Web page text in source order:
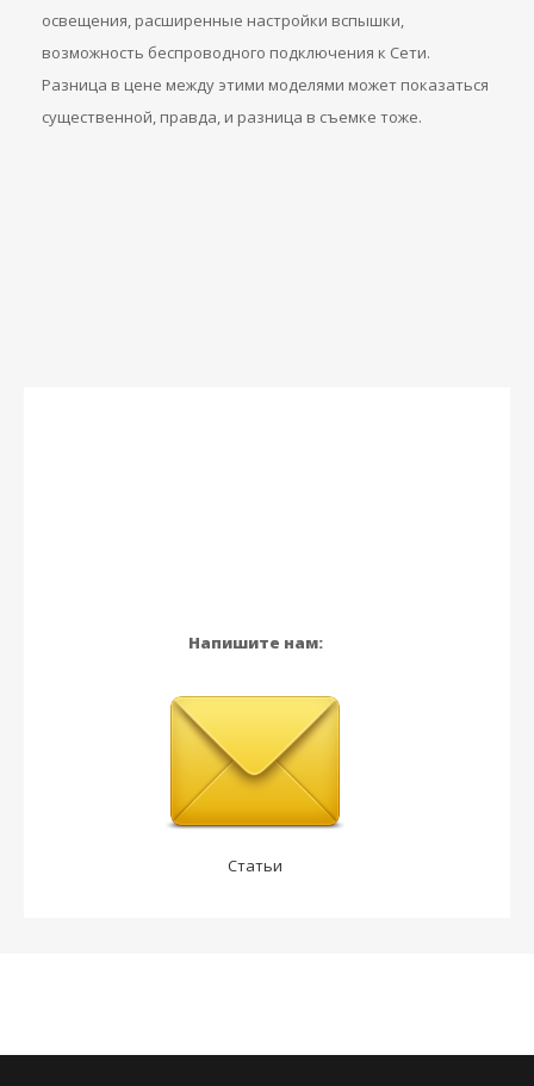
освещения, расширенные настройки вспышки,
возможность беспроводного подключения к Сети.
Разница в цене между этими моделями может показаться
существенной, правда, и разница в съемке тоже.
Напишите нам:
Статьи